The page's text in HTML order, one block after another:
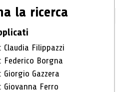
la ricerca
Claudia Filippazzi
Federico Borgna
Giorgio Gazzera
Giovanna Ferro